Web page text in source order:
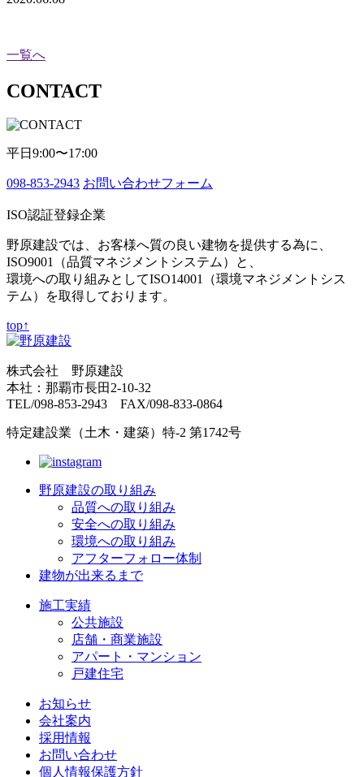
一覧へ
CONTACT
平日9:00〜17:00
098-853-2943 お問い合わせフォーム
ISO認証登録企業
野原建設では、お客様へ質の良い建物を提供する為に、
ISO9001（品質マネジメントシステム）と、
環境への取り組みとしてISO14001（環境マネジメントシス
テム）を取得しております。
top↑
株式会社 野原建設
本社：那覇市長田2-10-32
TEL/098-853-2943 FAX/098-833-0864
特定建設業（土木・建築）特-2 第1742号
野原建設の取り組み
品質への取り組み
安全への取り組み
環境への取り組み
アフターフォロー体制
建物が出来るまで
施工実績
公共施設
店舗・商業施設
アパート・マンション
戸建住宅
お知らせ
会社案内
採用情報
お問い合わせ
個人情報保護方針